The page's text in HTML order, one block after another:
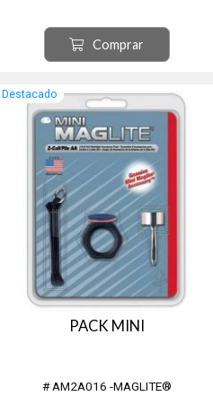
Comprar
Destacado
PACK MINI
# AM2A016 -MAGLITE®